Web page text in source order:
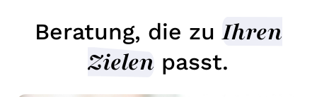
Beratung, die zuIhren
Zielen passt.